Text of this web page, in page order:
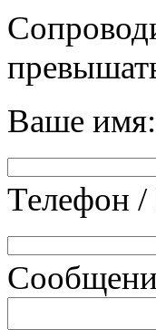
Ваше имя:
Телефон /